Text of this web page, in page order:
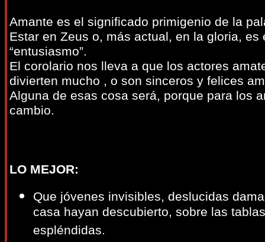
Amante es el significado primigenio de la
Estar en Zeus o, más actual, en la gloria,
“entusiasmo”.
El corolario nos lleva a que los actores
divierten mucho , o son sinceros y felices
Alguna de esas cosa será, porque para los
cambio.
LO MEJOR:
Que jóvenes invisibles, deslucidas
casa hayan descubierto, sobre las
espléndidas.